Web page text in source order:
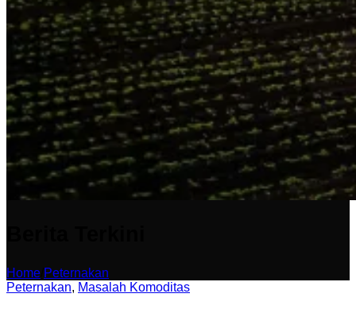
Home Peternakan
Peternakan, Masalah Komoditas